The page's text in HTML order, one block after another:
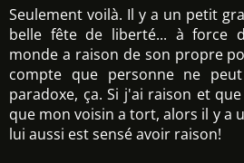
Seulement voilà. Il y a un petit
belle fête de liberté... à force
monde a raison de son propre
compte que personne ne
paradoxe, ça. Si j'ai raison et
que mon voisin a tort, alors il y a
lui aussi est sensé avoir raison!